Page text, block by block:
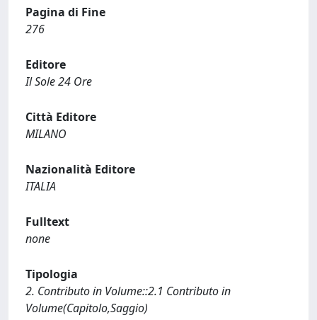
Pagina di Fine
276
Editore
Il Sole 24 Ore
Città Editore
MILANO
Nazionalità Editore
ITALIA
Fulltext
none
Tipologia
2. Contributo in Volume::2.1 Contributo in
Volume(Capitolo,Saggio)